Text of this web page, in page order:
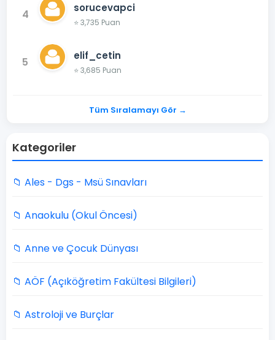
4 sorucevapci
⭐ 3,735 Puan
5 elif_cetin
⭐ 3,685 Puan
Tüm Sıralamayı Gör →
Kategoriler
📁 Ales - Dgs - Msü Sınavları
📁 Anaokulu (Okul Öncesi)
📁 Anne ve Çocuk Dünyası
📁 AÖF (Açıköğretim Fakültesi Bilgileri)
📁 Astroloji ve Burçlar